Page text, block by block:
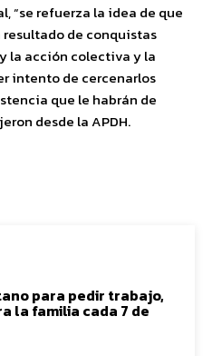
“se refuerza la idea de que
de conquistas
la acción colectiva y la
intento de cercenarlos
que le habrán de
desde la APDH.
para pedir trabajo,
la familia cada 7 de